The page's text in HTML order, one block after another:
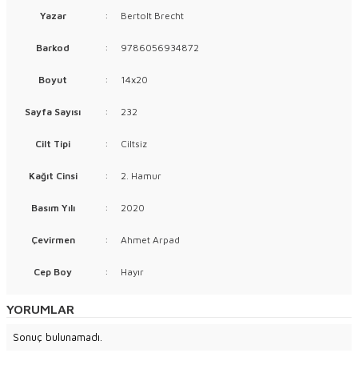
Yazar : Bertolt Brecht
Barkod : 9786056934872
Boyut : 14x20
Sayfa Sayısı : 232
Cilt Tipi : Ciltsiz
Kağıt Cinsi : 2. Hamur
Basım Yılı : 2020
Çevirmen : Ahmet Arpad
Cep Boy : Hayır
YORUMLAR
Sonuç bulunamadı.